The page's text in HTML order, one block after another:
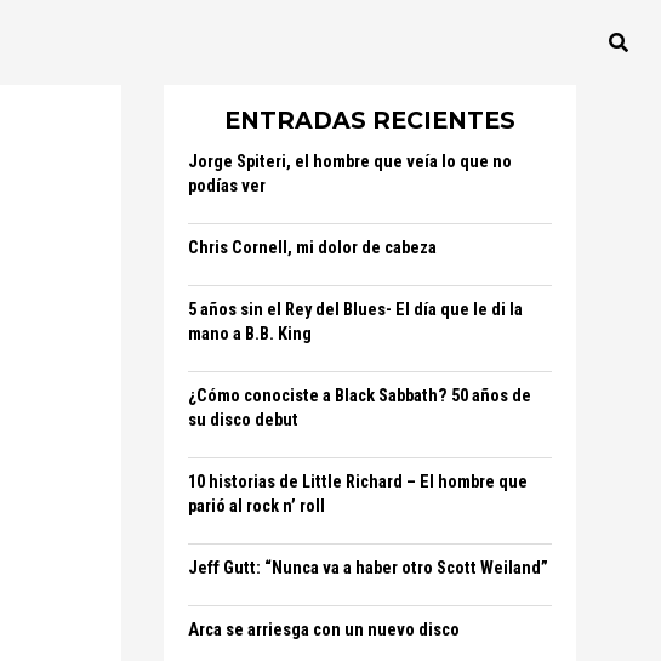
ENTRADAS RECIENTES
Jorge Spiteri, el hombre que veía lo que no
podías ver
Chris Cornell, mi dolor de cabeza
5 años sin el Rey del Blues- El día que le di la
mano a B.B. King
¿Cómo conociste a Black Sabbath? 50 años de
su disco debut
10 historias de Little Richard – El hombre que
parió al rock n’ roll
Jeff Gutt: “Nunca va a haber otro Scott Weiland”
Arca se arriesga con un nuevo disco